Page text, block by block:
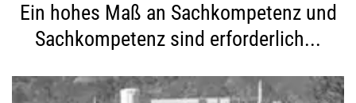
Ein hohes Maß an Sachkompetenz und
Sachkompetenz sind erforderlich...